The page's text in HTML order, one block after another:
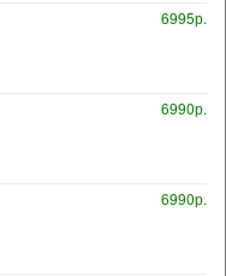
6995р.
6990р.
6990р.